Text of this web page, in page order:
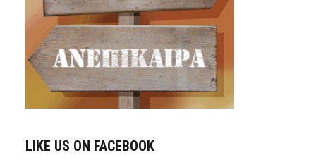
LIKE US ON FACEBOOK